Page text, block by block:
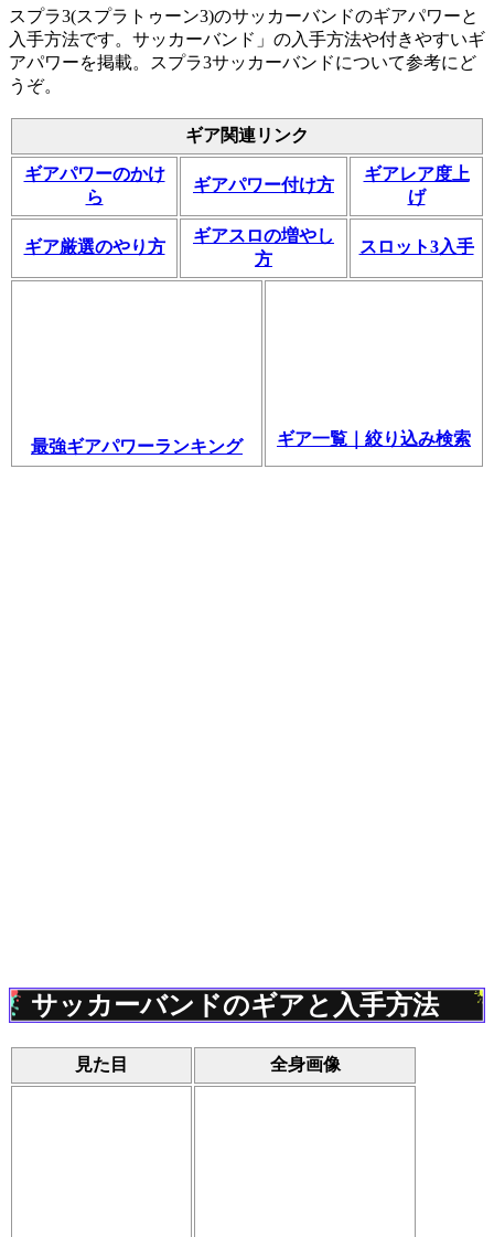
スプラ3(スプラトゥーン3)のサッカーバンドのギアパワーと
入手方法です。サッカーバンド」の入手方法や付きやすいギ
アパワーを掲載。スプラ3サッカーバンドについて参考にど
うぞ。
ギア関連リンク
ギアパワーのかけ
ら
ギアパワー付け方
ギアレア度上
げ
ギア厳選のやり方
ギアスロの増やし
方
スロット3入手
最強ギアパワーランキング ギア一覧｜絞り込み検索
サッカーバンドのギアと入手方法
見た目 全身画像